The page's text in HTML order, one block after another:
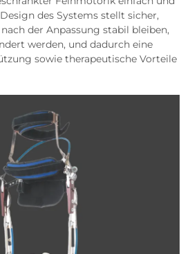
des Systems stellt sicher,
der Anpassung stabil bleiben,
werden, und dadurch eine
sowie therapeutische Vorteile